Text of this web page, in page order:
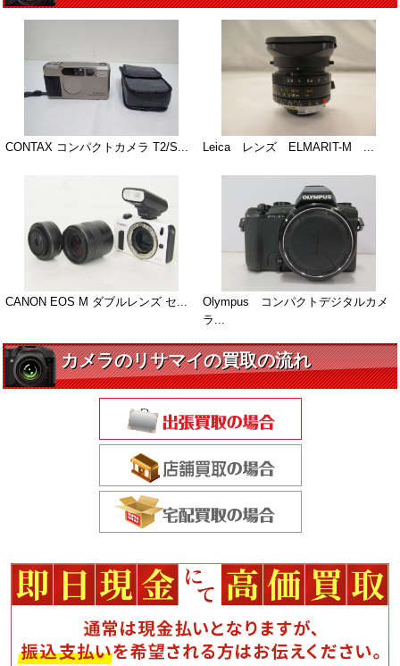
CONTAX コンパクトカメラ T2/S... Leica レンズ ELMARIT-M ...
CANON EOS M ダブルレンズ セ...
Olympus コンパクトデジタルカメ
ラ...